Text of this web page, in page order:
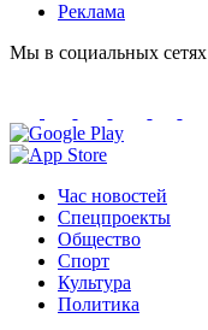
Реклама
Мы в социальных сетях
Час новостей
Спецпроекты
Общество
Спорт
Культура
Политика